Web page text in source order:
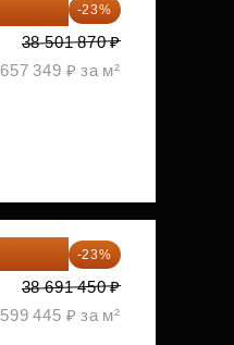
-23%
38 501 870 ₽
657 349 ₽ за м²
-23%
38 691 450 ₽
599 445 ₽ за м²